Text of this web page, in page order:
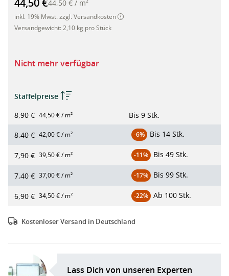
44,50 €44,50 € / m²
inkl. 19% Mwst. zzgl. Versandkosten
Versandgewicht: 2,10 kg pro Stück
Nicht mehr verfügbar
Staffelpreise
8,90 € 44,50 € / m² Bis 9 Stk.
8,40 € 42,00 € / m² -6% Bis 14 Stk.
7,90 € 39,50 € / m² -11% Bis 49 Stk.
7,40 € 37,00 € / m² -17% Bis 99 Stk.
6,90 € 34,50 € / m² -22% Ab 100 Stk.
Kostenloser Versand in Deutschland
Lass Dich von unseren Experten